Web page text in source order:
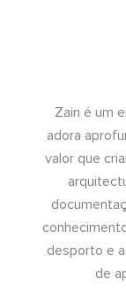
Zain é um
adora
valor que
desporto e
de